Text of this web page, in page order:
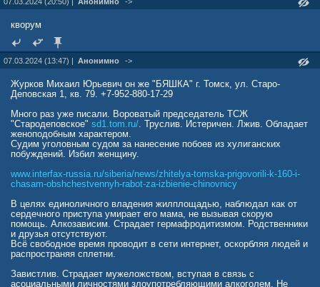
кворум
07.03.2024 (13:47) | Анонимно ->
Журков Михаил Юрьевич он же "БЯШКА" г. Томск, ул. Старо-
Деповская 1, кв. 79. +7-952-880-17-29
Много раз уже писали. Вороватый председатель ТСЖ
"Стародеповское" sd1.tom.ru/. Труслив. Истеричен. Лжив. Обладает
женоподобным характером.
Судим уголовным судом за нанесение побоев из хулиганских
побуждений. Избил женщину.
www.interfax-russia.ru/siberia/news/zhitelya-tomska-prigovorili-k-160-i-
chasam-obshchestvennyh-rabot-za-izbienie-chinovnicy
В целях единоличного владения жилплощадью, наблюдал как от
сердечного приступа умирает его мама, не вызывая скорую
помощь. Алкозависим. Страдает гермафродитизмом. Родственники
и друзья отсутствуют.
Всё свободное время проводит в сети интернет, оскорбляя людей и
распространяя сплетни.
Завистлив. Страдает мужеложством, вступая в связь с
асоциальными личностями злоупотребляющими алкоголем. Не